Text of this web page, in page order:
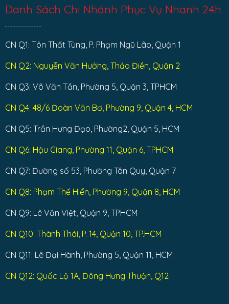
Danh Sách Chi Nhánh Phục Vụ Nhanh 24h
CN Q1: Tôn Thất Tùng, P. Phạm Ngũ Lão, Quận 1
CN Q2: Nguyễn Văn Hưởng, Thảo Điền, Quận 2
CN Q3: Võ Văn Tần, Phường 5, Quận 3, TPHCM
CN Q4: 48/6 Đoàn Văn Bơ, Phường 9, Quận 4, HCM
CN Q5: Trần Hưng Đạo, Phường2, Quận 5, HCM
CN Q6: Hậu Giang, Phường 11, Quận 6, TPHCM
CN Q7: Đường số 53, Phường Tân Quy, Quận 7
CN Q8: Phạm Thế Hiển, Phường 9, Quận 8, HCM
CN Q9: Lê Văn Việt, Quận 9, TPHCM
CN Q10: Thành Thái, P. 14, Quận 10, TP.HCM
CN Q11: Lê Đại Hành, Phường 5, Quận 11, HCM
CN Q12: Quốc Lộ 1A, Đông Hưng Thuận, Q12